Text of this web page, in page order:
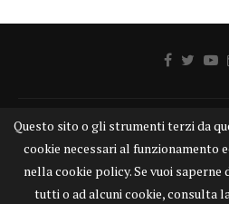
Home Chi siamo
Privacy Policy
KONGnews ©KONG Comunicazione
Questo sito o gli strumenti terzi da
cookie necessari al
nella cookie policy. Se vuoi saperne
tutti o ad alcuni cookie, consulta